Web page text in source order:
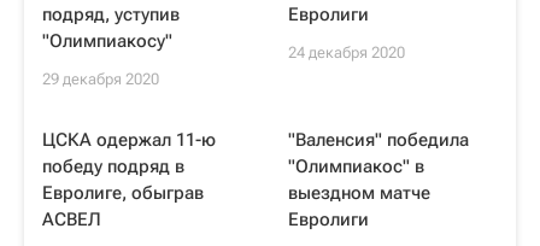
подряд, уступив
"Олимпиакосу"
29 декабря 2020
Евролиги
24 декабря 2020
ЦСКА одержал 11-ю
победу подряд в
Евролиге, обыграв
АСВЕЛ
"Валенсия" победила
"Олимпиакос" в
выездном матче
Евролиги